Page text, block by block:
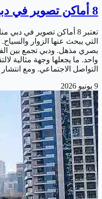
8 أماكن تصوير في دبي مناسبة للإنستغرام
تعتبر 8 أماكن تصوير في
التي يبحث عنها الزوار
بصري مذهل. ودبي تجمع بين
واحد. ما يجعلها وجهة مثالية
التواصل الاجتماعي. ومع
9 يونيو 2026